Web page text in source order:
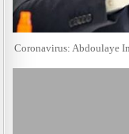
Coronavirus: Abdoulaye